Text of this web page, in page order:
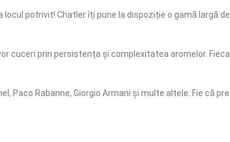
locul potrivit! Chatler îți pune la dispoziție o gamă largă
cuceri prin persistența și complexitatea aromelor.
Paco Rabanne, Giorgio Armani și multe altele. Fie că